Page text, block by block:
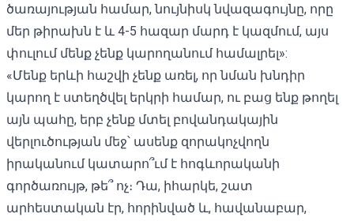
ծառայության համար, նույնիսկ նվազագույնը, որը
մեր թիրախն է և 4-5 հազար մարդ է կազմում, այս
փուլում մենք չենք կարողանում համալրել»:
«Մենք երևի հաշվի չենք առել, որ նման խնդիր
կարող է ստեղծվել երկրի համար, ու բաց ենք թողել
այն պահը, երբ չենք մտել բովանդակային
վերլուծության մեջ՝ ասենք զորակոչվողն
իրականում կատարո՞ւմ է հոգևորականի
գործառույթ, թե՞ ոչ։ Դա, իհարկե, շատ
արհեստական ​​էր, հորինված և, հավանաբար,